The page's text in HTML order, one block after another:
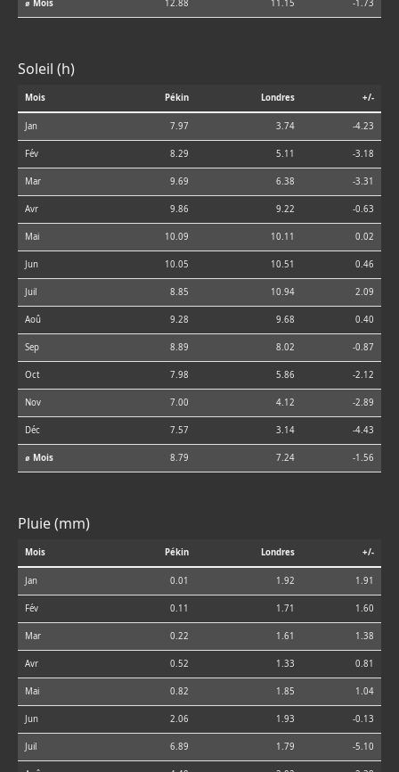
⌀ Mois 12.88 11.15 -1.73
Soleil (h)
Mois Pékin Londres +/-
Jan 7.97 3.74 -4.23
Fév 8.29 5.11 -3.18
Mar 9.69 6.38 -3.31
Avr 9.86 9.22 -0.63
Mai 10.09 10.11 0.02
Jun 10.05 10.51 0.46
Juil 8.85 10.94 2.09
Aoû 9.28 9.68 0.40
Sep 8.89 8.02 -0.87
Oct 7.98 5.86 -2.12
Nov 7.00 4.12 -2.89
Déc 7.57 3.14 -4.43
⌀ Mois 8.79 7.24 -1.56
Pluie (mm)
Mois Pékin Londres +/-
Jan 0.01 1.92 1.91
Fév 0.11 1.71 1.60
Mar 0.22 1.61 1.38
Avr 0.52 1.33 0.81
Mai 0.82 1.85 1.04
Jun 2.06 1.93 -0.13
Juil 6.89 1.79 -5.10